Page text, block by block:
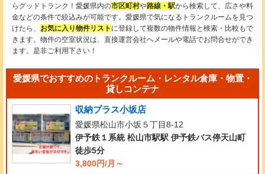
らグッドトランク！愛媛県内の市区町村や路線・駅から検索して、広さや料
金などの条件で絞込みが可能です。愛媛県で気になるトランクルームを見つ
けたら、 お気に入り物件リスト に登録して複数の物件情報と検索・比較もで
きます。物件の空室状況は、直接運営会社へメールや電話でお問合せができ
ます。是非ご利用下さい！
愛媛県でおすすめのトランクルーム・レンタル倉庫・物置・
貸しコンテナ
収納プラス小坂店
愛媛県松山市小坂５丁目8-12
伊予鉄１系統 松山市駅駅 伊予鉄バス停天山町
徒歩5分
3,800円/月～